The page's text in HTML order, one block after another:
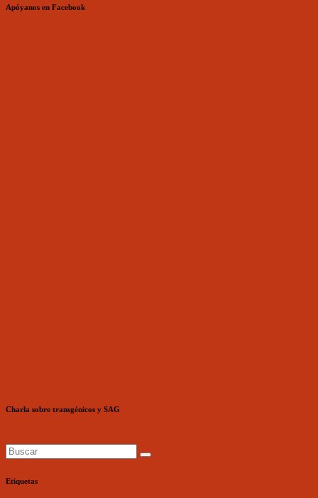
Apóyanos en Facebook
Charla sobre transgénicos y SAG
Etiquetas